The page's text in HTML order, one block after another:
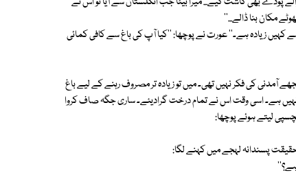
مکان بنا ڈالے...''
کہیں زیادہ ہے۔'' عورت نے پوچھا: ''کیا آپ کی باغ سے کافی کمائی
آمدنی کی فکر نہیں تھی۔ میں تو زیادہ تر مصروف رہنے کے لیے باغ
نہیں ہے۔ اسی وقت اس نے تمام درخت گرادیئے۔ ساری جگہ صاف کروا
لیتے ہوئے پوچھا:
حقیقت پسندانہ لہجے میں کہنے لگا: